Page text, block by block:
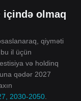
içində olmaq
qiyməti
il üçün
və holdinq
qədər 2027
2030-2050